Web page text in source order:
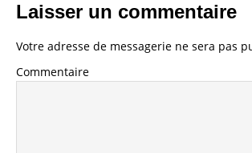
Laisser un commentaire
Votre adresse de messagerie ne sera pas
Commentaire